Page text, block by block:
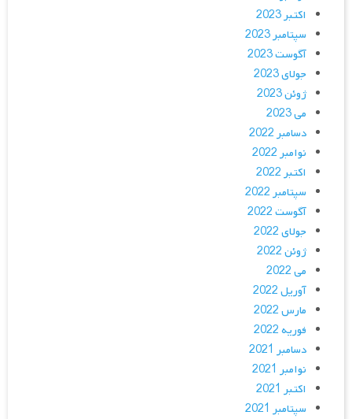
اکتبر 2023
سپتامبر 2023
آگوست 2023
جولای 2023
ژوئن 2023
می 2023
دسامبر 2022
نوامبر 2022
اکتبر 2022
سپتامبر 2022
آگوست 2022
جولای 2022
ژوئن 2022
می 2022
آوریل 2022
مارس 2022
فوریه 2022
دسامبر 2021
نوامبر 2021
اکتبر 2021
سپتامبر 2021